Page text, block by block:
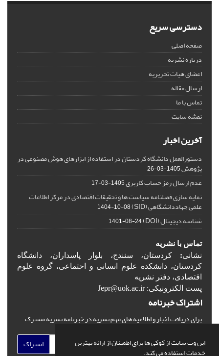
این وب سایت از کوکی ها برای اطمینان از ارائه بهترین
خدمات استفاده می کند.
دسترسی سریع
صفحه اصلی
درباره نشریه
اعضای هیات تحریریه
ارسال مقاله
تماس با ما
نقشه سایت
آخرین اخبار
دستورالعمل دانشگاه کردستان در استفاده از ابزارهای هوش مصنوعی در
پژوهش1405-03-26
عدم ارسال رمز حساب کاربری1405-03-17
نمایه سازی فصلنامه سیاست ها و تحقیقات اقتصادی در مرکز اطلاعات
علمی جهاددانشگاهی (SID) 1404-10-08
شناسه دیجیتال (DOI) 1401-08-24
تماس با نشریه
نشانی: کردستان، سنندج، بلوار پاسداران، دانشگاه
کردستان، دانشکده علوم انسانی و احتماعی، گروه علوم
اقتصادی، دفتر نشریه
پست الکترونیکی: Jepr@uok.ac.ir
اشتراک خبرنامه
برای دریافت اخبار و اطلاعیه های مهم نشریه در خبرنامه نشریه مشترک
اشتراک